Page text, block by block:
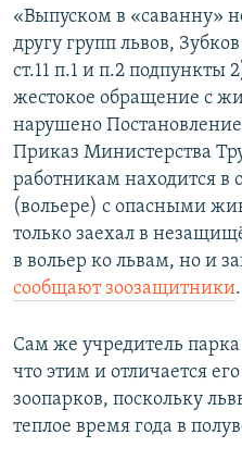
«Выпуском в «саванну»
другу групп львов,
ст.11 п.1 и п.2 подпункты
жестокое обращение с
нарушено
Приказ Министерства
работникам находится
(вольере) с опасными
только заехал в
в вольер ко львам, но и
сообщают зоозащитники.
Сам же учредитель парка
что этим и отличается
зоопарков, поскольку
теплое время года в